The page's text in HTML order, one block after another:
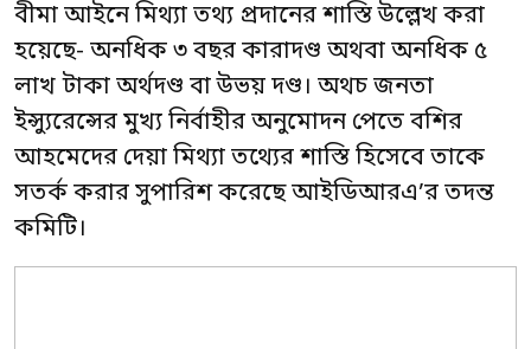
বীমা আইনে মিথ্যা তথ্য প্রদানের শাস্তি উল্লেখ করা
হয়েছে- অনধিক ৩ বছর কারাদণ্ড অথবা অনধিক ৫
লাখ টাকা অর্থদণ্ড বা উভয় দণ্ড। অথচ জনতা
ইন্স্যুরেন্সের মুখ্য নির্বাহীর অনুমোদন পেতে বশির
আহমেদের দেয়া মিথ্যা তথ্যের শাস্তি হিসেবে তাকে
সতর্ক করার সুপারিশ করেছে আইডিআরএ’র তদন্ত
কমিটি।